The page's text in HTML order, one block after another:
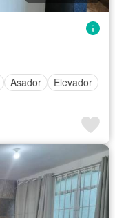
Asador
Elevador